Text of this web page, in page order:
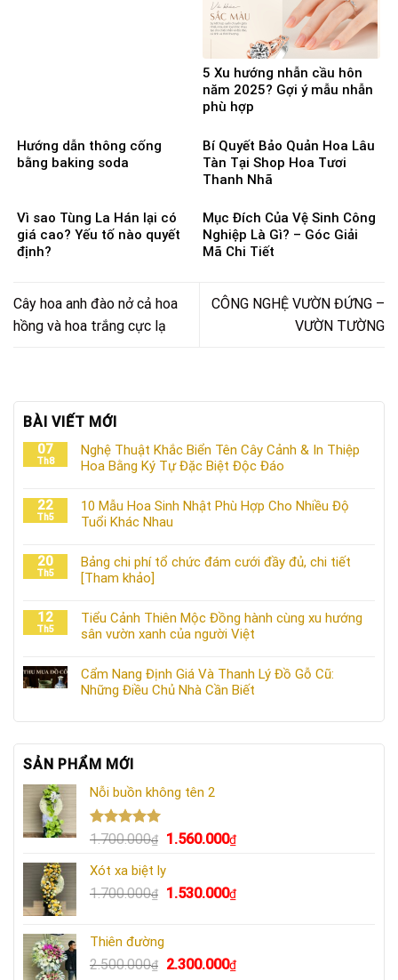
5 Xu hướng nhẫn cầu hôn
năm 2025? Gợi ý mẫu nhẫn
phù hợp
Hướng dẫn thông cống
bằng baking soda
Bí Quyết Bảo Quản Hoa Lâu
Tàn Tại Shop Hoa Tươi
Thanh Nhã
Vì sao Tùng La Hán lại có
giá cao? Yếu tố nào quyết
định?
Mục Đích Của Vệ Sinh Công
Nghiệp Là Gì? – Góc Giải
Mã Chi Tiết
Cây hoa anh đào nở cả hoa
hồng và hoa trắng cực lạ
CÔNG NGHỆ VƯỜN ĐỨNG –
VƯỜN TƯỜNG
BÀI VIẾT MỚI
07
Th8
Nghệ Thuật Khắc Biển Tên Cây Cảnh & In Thiệp
Hoa Bằng Ký Tự Đặc Biệt Độc Đáo
22
Th5
10 Mẫu Hoa Sinh Nhật Phù Hợp Cho Nhiều Độ
Tuổi Khác Nhau
20
Th5
Bảng chi phí tổ chức đám cưới đầy đủ, chi tiết
[Tham khảo]
12
Th5
Tiểu Cảnh Thiên Mộc Đồng hành cùng xu hướng
sân vườn xanh của người Việt
Cẩm Nang Định Giá Và Thanh Lý Đồ Gỗ Cũ:
Những Điều Chủ Nhà Cần Biết
SẢN PHẨM MỚI
Nỗi buồn không tên 2
Được xếp
5 sao
1.700.000₫
Giá
là:
1.700.000₫.
1.560.000₫Giá
là:
Xót xa biệt ly
1.700.000₫
Giá
1.530.000₫Giá
1.530.000₫.
Thiên đường
2.500.000₫
Giá
2.300.000₫Giá